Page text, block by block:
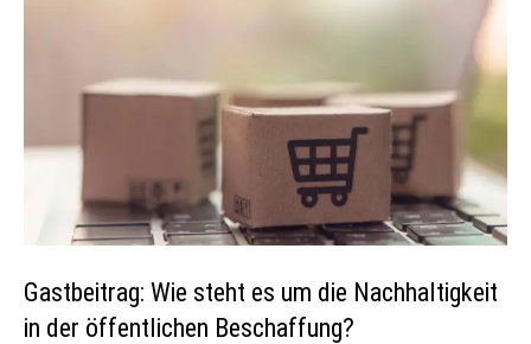
Gastbeitrag: Wie steht es um die Nachhaltigkeit
in der öffentlichen Beschaffung?